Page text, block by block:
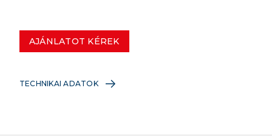
AJÁNLATOT KÉREK
TECHNIKAI ADATOK